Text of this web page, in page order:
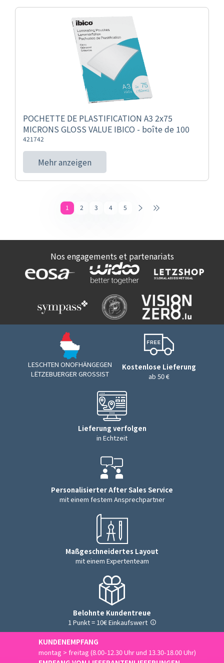
POCHETTE DE PLASTIFICATION A3 2x75
MICRONS GLOSS VALUE IBICO - boîte de 100
421742
Mehr anzeigen
1 2 3 4 5
Nos engagements et partenariats
LESCHTEN ONOFHÄNGEGEN
LËTZEBUERGER GROSSIST
Kostenlose Lieferung
ab 50 €
Lieferung verfolgen
in Echtzeit
Personalisierter After Sales Service
mit einem festem Ansprechpartner
Maßgeschneidertes Layout
mit einem Expertenteam
Belohnte Kundentreue
1 Punkt = 10€ Einkaufswert
KUNDENEMPFANG
montag > freitag (8.00-12.30 Uhr und 13.30-18.00 Uhr)